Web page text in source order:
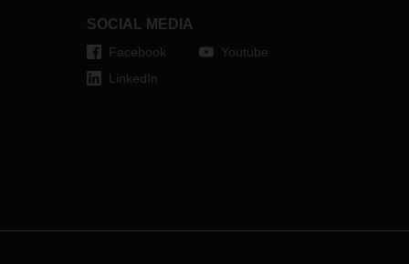
rozwiązaniach branżowych w sieci.
SOCIAL MEDIA
Facebook
LinkedIn
Youtube